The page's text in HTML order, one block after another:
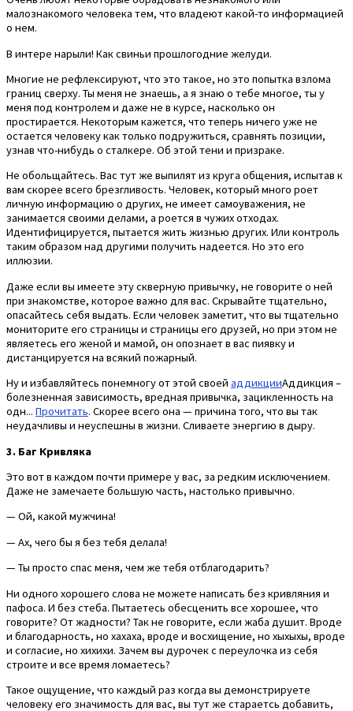
малознакомого человека тем, что владеют какой-то информацией
о нем.
В интере нарыли! Как свиньи прошлогодние желуди.
Многие не рефлексируют, что это такое, но это попытка взлома
границ сверху. Ты меня не знаешь, а я знаю о тебе многое, ты у
меня под контролем и даже не в курсе, насколько он
простирается. Некоторым кажется, что теперь ничего уже не
остается человеку как только подружиться, сравнять позиции,
узнав что-нибудь о сталкере. Об этой тени и призраке.
Не обольщайтесь. Вас тут же выпилят из круга общения, испытав к
вам скорее всего брезгливость. Человек, который много роет
личную информацию о других, не имеет самоуважения, не
занимается своими делами, а роется в чужих отходах.
Идентифицируется, пытается жить жизнью других. Или контроль
таким образом над другими получить надеется. Но это его
иллюзии.
Даже если вы имеете эту скверную привычку, не говорите о ней
при знакомстве, которое важно для вас. Скрывайте тщательно,
опасайтесь себя выдать. Если человек заметит, что вы тщательно
мониторите его страницы и страницы его друзей, но при этом не
являетесь его женой и мамой, он опознает в вас пиявку и
дистанцируется на всякий пожарный.
Ну и избавляйтесь понемногу от этой своей аддикцииАддикция –
болезненная зависимость, вредная привычка, зацикленность на
одн... Прочитать. Скорее всего она — причина того, что вы так
неудачливы и неуспешны в жизни. Сливаете энергию в дыру.
3. Баг Кривляка
Это вот в каждом почти примере у вас, за редким исключением.
Даже не замечаете большую часть, настолько привычно.
— Ой, какой мужчина!
— Ах, чего бы я без тебя делала!
— Ты просто спас меня, чем же тебя отблагодарить?
Ни одного хорошего слова не можете написать без кривляния и
пафоса. И без стеба. Пытаетесь обесценить все хорошее, что
говорите? От жадности? Так не говорите, если жаба душит. Вроде
и благодарность, но хахаха, вроде и восхищение, но хыхыхы, вроде
и согласие, но хихихи. Зачем вы дурочек с переулочка из себя
строите и все время ломаетесь?
Такое ощущение, что каждый раз когда вы демонстрируете
человеку его значимость для вас, вы тут же стараетсь добавить,